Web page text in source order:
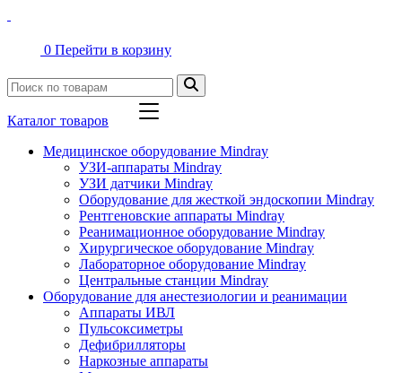
0 Перейти в корзину
Каталог товаров
Медицинское оборудование Mindray
УЗИ-аппараты Mindray
УЗИ датчики Mindray
Оборудование для жесткой эндоскопии Mindray
Рентгеновские аппараты Mindray
Реанимационное оборудование Mindray
Хирургическое оборудование Mindray
Лабораторное оборудование Mindray
Центральные станции Mindray
Оборудование для анестезиологии и реанимации
Аппараты ИВЛ
Пульсоксиметры
Дефибрилляторы
Наркозные аппараты